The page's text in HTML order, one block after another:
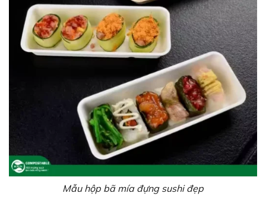
Mẫu hộp bã mía đựng sushi đẹp